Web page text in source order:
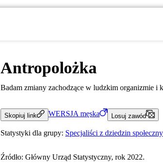
Antropolożka
Badam zmiany zachodzące w ludzkim organizmie i
Skopiuj link WERSJA męska Losuj zawód
Statystyki dla grupy: Specjaliści z dziedzin
Źródło: Główny Urząd Statystyczny, rok 2022.